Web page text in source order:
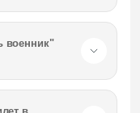
военник"